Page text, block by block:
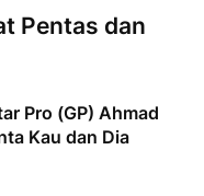
Pentas dan
Pro (GP) Ahmad
Kau dan Dia